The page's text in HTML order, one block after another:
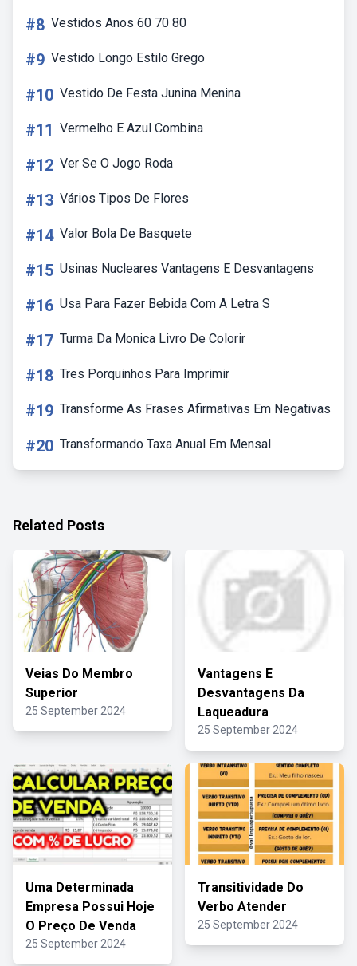
#8 Vestidos Anos 60 70 80
#9 Vestido Longo Estilo Grego
#10 Vestido De Festa Junina Menina
#11 Vermelho E Azul Combina
#12 Ver Se O Jogo Roda
#13 Vários Tipos De Flores
#14 Valor Bola De Basquete
#15 Usinas Nucleares Vantagens E Desvantagens
#16 Usa Para Fazer Bebida Com A Letra S
#17 Turma Da Monica Livro De Colorir
#18 Tres Porquinhos Para Imprimir
#19 Transforme As Frases Afirmativas Em Negativas
#20 Transformando Taxa Anual Em Mensal
Related Posts
Veias Do Membro
Superior
25 September 2024
Vantagens E
Desvantagens Da
Laqueadura
25 September 2024
Uma Determinada
Empresa Possui Hoje
O Preço De Venda
25 September 2024
Transitividade Do
Verbo Atender
25 September 2024